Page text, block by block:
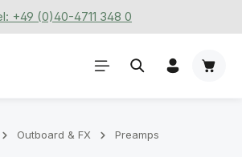
+49 (0)40-4711 348 0
Outboard & FX Preamps